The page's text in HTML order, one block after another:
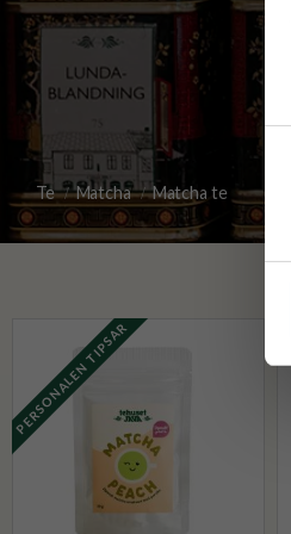
Te Matcha Matcha te
PERSONALEN TIPSAR